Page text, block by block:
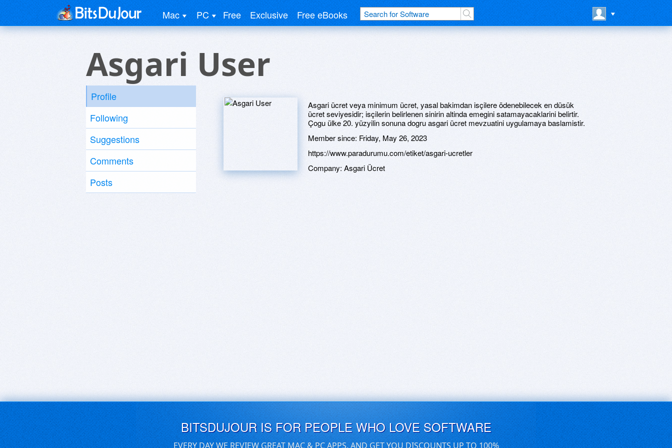
Mac PC Free Exclusive Free eBooks
Asgari User
Profile
Following
Suggestions
Comments
Posts
Asgari ücret veya minimum ücret, yasal bakimdan isçilere ödenebilecek en düsük
ücret seviyesidir; isçilerin belirlenen sinirin altinda emegini satamayacaklarini belirtir.
Çogu ülke 20. yüzyilin sonuna dogru asgari ücret mevzuatini uygulamaya baslamistir.
Member since: Friday, May 26, 2023
https://www.paradurumu.com/etiket/asgari-ucretler
Company: Asgari Ücret
BITSDUJOUR IS FOR PEOPLE WHO LOVE SOFTWARE
EVERY DAY WE REVIEW GREAT MAC & PC APPS, AND GET YOU DISCOUNTS UP TO 100%